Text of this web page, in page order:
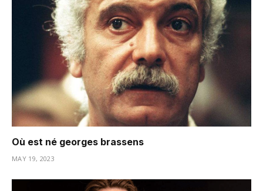
Où est né georges brassens
MAY 19, 2023